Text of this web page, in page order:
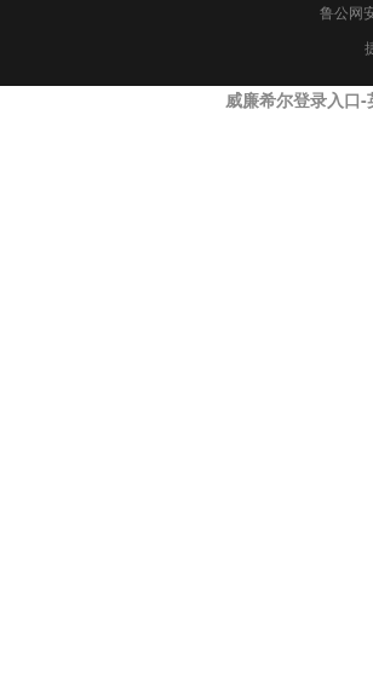
鲁公网
威廉希尔登录入口